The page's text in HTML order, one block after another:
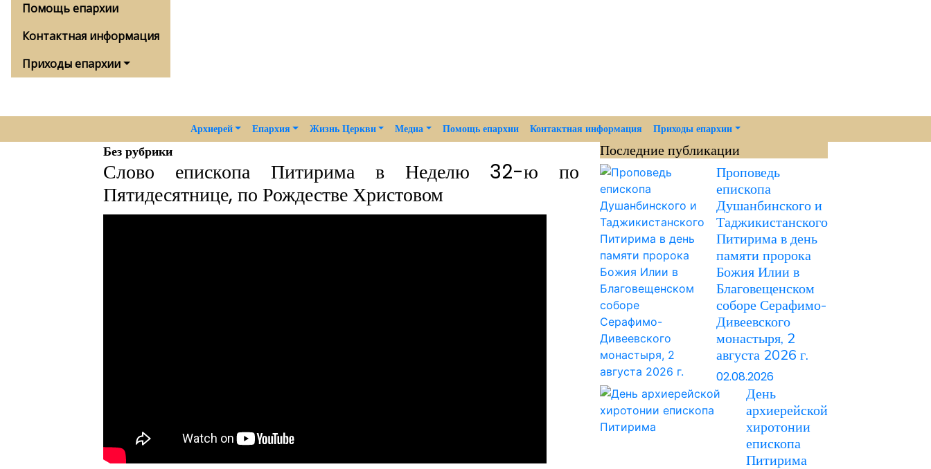
Помощь епархии
Контактная информация
Приходы епархии
Архиерей Епархия Жизнь Церкви Медиа Помощь епархии Контактная информация Приходы епархии
Без рубрики
Слово епископа Питирима в Неделю 32-ю по
Пятидесятнице, по Рождестве Христовом
Последние публикации
Проповедь
епископа
Душанбинского и
Таджикистанского
Питирима в день
памяти пророка
Божия Илии в
Благовещенском
соборе Серафимо-
Дивеевского
монастыря, 2
августа 2026 г.
02.08.2026
День
архиерейской
хиротонии
епископа
Питирима